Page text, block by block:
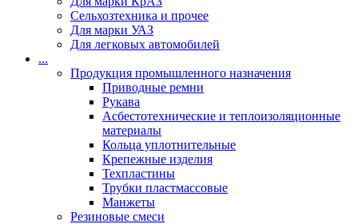
Сельхозтехника и прочее
Для марки УАЗ
Для легковых автомобилей
...
Продукция промышленного назначения
Приводные ремни
Рукава
Асбестотехнические и теплоизоляционные
материалы
Кольца уплотнительные
Крепежные изделия
Техпластины
Трубки пластмассовые
Манжеты
Резиновые смеси